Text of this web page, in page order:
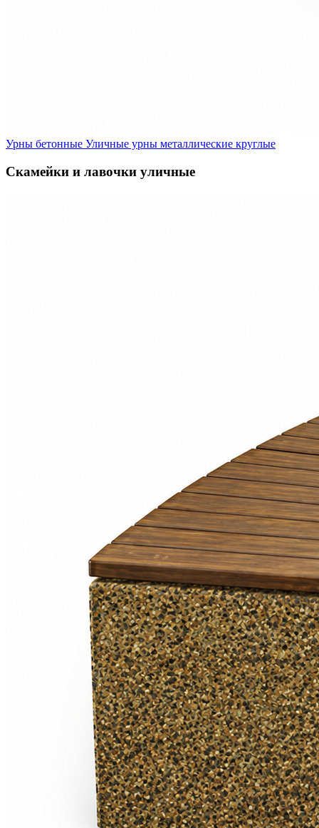
Урны бетонные Уличные урны металлические круглые
Скамейки и лавочки уличные